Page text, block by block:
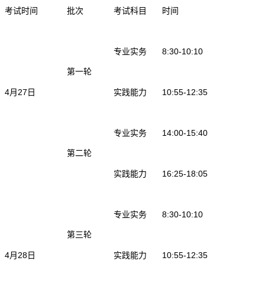
考试时间 批次 考试科目 时间
4月27日
第一轮
专业实务 8:30-10:10
实践能力 10:55-12:35
第二轮
专业实务 14:00-15:40
实践能力 16:25-18:05
4月28日
第三轮
专业实务 8:30-10:10
实践能力 10:55-12:35